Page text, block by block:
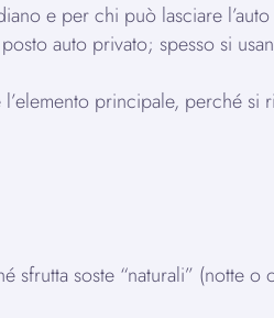
e per chi può lasciare
auto privato; spesso si
principale, perché si
soste “naturali” (notte o